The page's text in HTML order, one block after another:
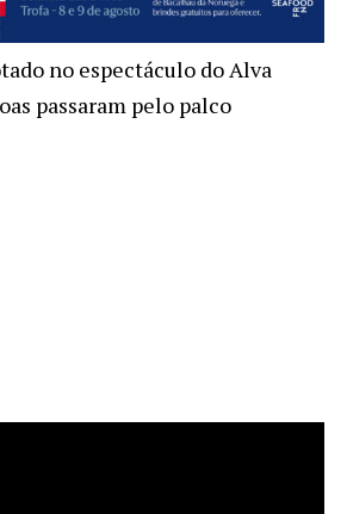
no espectáculo do Alva
passaram pelo palco